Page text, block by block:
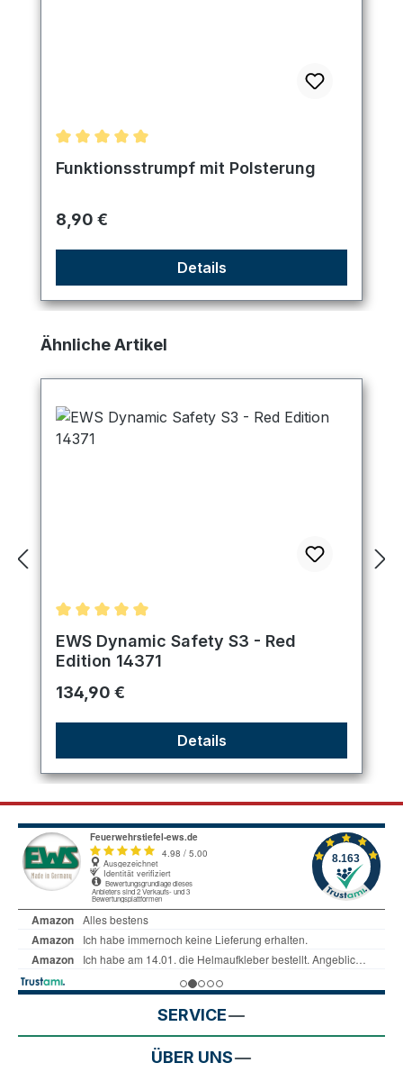
Durchschnittliche Bewertung von 5 von 5 Sternen
Funktionsstrumpf mit Polsterung
Regulärer Preis:
8,90 €
Details
Produktgalerie überspringen
Ähnliche Artikel
Durchschnittliche Bewertung von 5 von 5 Sternen
EWS Dynamic Safety S3 - Red
Edition 14371
Regulärer Preis:
134,90 €
Details
SERVICE
ÜBER UNS